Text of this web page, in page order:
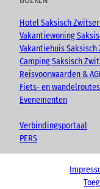
Hotel Saksisch
Vakantiewoning
Vakantiehuis
Camping Saksisch
Reisvoorwaarden &
Fiets- en
Evenementen
Verbindingsportaal
PERS